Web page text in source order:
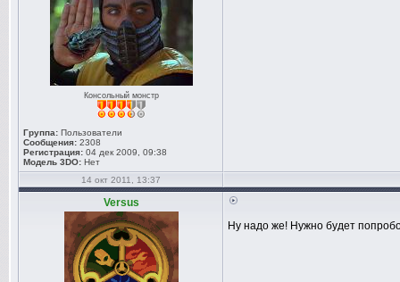
Консольный монстр
Группа: Пользователи
Сообщения: 2308
Регистрация: 04 дек 2009, 09:38
Модель 3DO: Нет
14 окт 2011, 13:37
Versus
Ну надо же! Нужно будет